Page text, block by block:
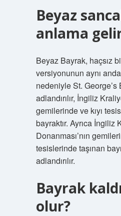
Beyaz
anlama
Beyaz Bayrak, haçsız
versiyonunun aynı
nedeniyle St.
adlandırılır, İngiliz
gemilerinde ve kıyı
bayraktır. Ayrıca İngiliz
Donanması’nın
tesislerinde taşınan
adlandırılır.
Bayrak
olur?